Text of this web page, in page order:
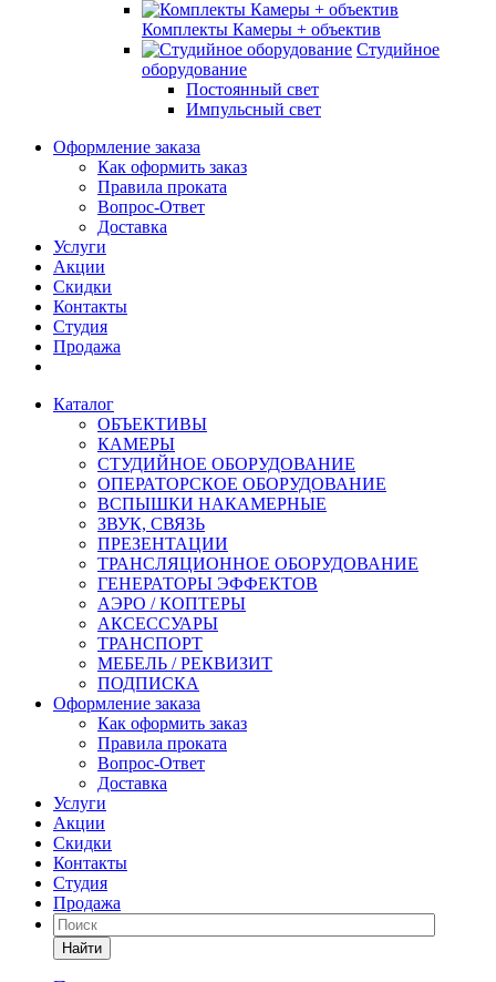
Комплекты Камеры + объектив
Студийное
оборудование
Постоянный свет
Импульсный свет
Оформление заказа
Как оформить заказ
Правила проката
Вопрос-Ответ
Доставка
Услуги
Акции
Скидки
Контакты
Студия
Продажа
Каталог
ОБЪЕКТИВЫ
КАМЕРЫ
СТУДИЙНОЕ ОБОРУДОВАНИЕ
ОПЕРАТОРСКОЕ ОБОРУДОВАНИЕ
ВСПЫШКИ НАКАМЕРНЫЕ
ЗВУК, СВЯЗЬ
ПРЕЗЕНТАЦИИ
ТРАНСЛЯЦИОННОЕ ОБОРУДОВАНИЕ
ГЕНЕРАТОРЫ ЭФФЕКТОВ
АЭРО / КОПТЕРЫ
АКСЕССУАРЫ
ТРАНСПОРТ
МЕБЕЛЬ / РЕКВИЗИТ
ПОДПИСКА
Оформление заказа
Как оформить заказ
Правила проката
Вопрос-Ответ
Доставка
Услуги
Акции
Скидки
Контакты
Студия
Продажа
Найти